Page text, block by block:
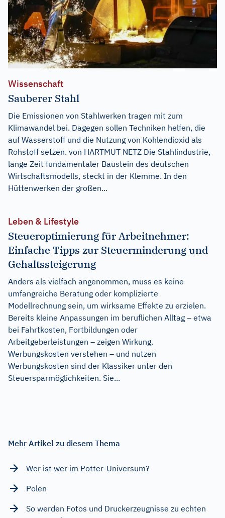
Wissenschaft
Sauberer Stahl
Die Emissionen von Stahlwerken tragen mit zum
Klimawandel bei. Dagegen sollen Techniken helfen, die
auf Wasserstoff und die Nutzung von Kohlendioxid als
Rohstoff setzen. von HARTMUT NETZ Die Stahlindustrie,
lange Zeit fundamentaler Baustein des deutschen
Wirtschaftsmodells, steckt in der Klemme. In den
Hüttenwerken der großen...
Leben & Lifestyle
Steueroptimierung für Arbeitnehmer:
Einfache Tipps zur Steuerminderung und
Gehaltssteigerung
Anders als vielfach angenommen, muss es keine
umfangreiche Beratung oder komplizierte
Modellrechnung sein, um wirksame Effekte zu erzielen.
Bereits kleine Anpassungen im beruflichen Alltag – etwa
bei Fahrtkosten, Fortbildungen oder
Arbeitgeberleistungen – zeigen Wirkung.
Werbungskosten verstehen – und nutzen
Werbungskosten sind der Klassiker unter den
Steuersparmöglichkeiten. Sie...
Mehr Artikel zu diesem Thema
Wer ist wer im Potter-Universum?
Polen
So werden Fotos und Druckerzeugnisse zu echten